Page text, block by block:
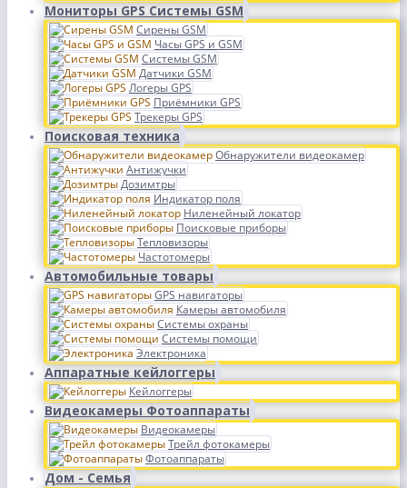
Мониторы GPS Системы GSM
Сирены GSM
Часы GPS и GSM
Системы GSM
Датчики GSM
Логеры GPS
Приёмники GPS
Трекеры GPS
Поисковая техника
Обнаружители видеокамер
Антижучки
Дозимтры
Индикатор поля
Ниленейный локатор
Поисковые приборы
Тепловизоры
Частотомеры
Автомобильные товары
GPS навигаторы
Камеры автомобиля
Системы охраны
Системы помощи
Электроника
Аппаратные кейлоггеры
Кейлоггеры
Видеокамеры Фотоаппараты
Видеокамеры
Трейл фотокамеры
Фотоаппараты
Дом - Семья